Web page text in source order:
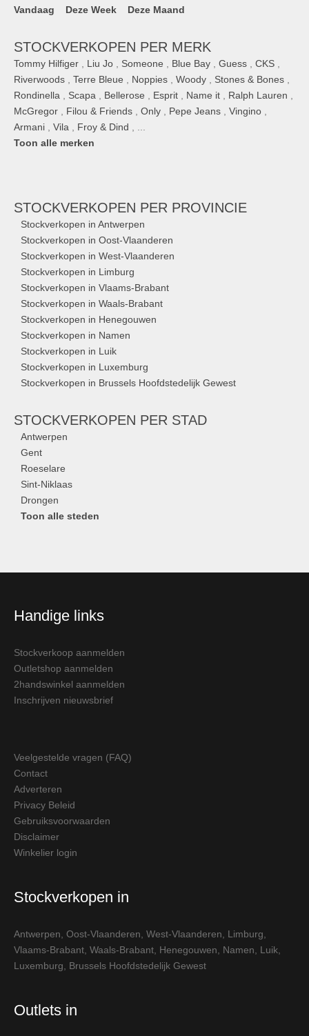
Vandaag Deze Week Deze Maand
STOCKVERKOPEN PER MERK
Tommy Hilfiger Liu Jo Someone Blue Bay Guess CKS
Riverwoods
Terre Bleue Noppies Woody Stones & Bones
Rondinella
Scapa Bellerose Esprit Name it Ralph Lauren
McGregor
Filou & Friends Only Pepe Jeans Vingino
Armani
Vila Froy & Dind
Toon alle merken
STOCKVERKOPEN PER PROVINCIE
Stockverkopen in Antwerpen
Stockverkopen in Oost-Vlaanderen
Stockverkopen in West-Vlaanderen
Stockverkopen in Limburg
Stockverkopen in Vlaams-Brabant
Stockverkopen in Waals-Brabant
Stockverkopen in Henegouwen
Stockverkopen in Namen
Stockverkopen in Luik
Stockverkopen in Luxemburg
Stockverkopen in Brussels Hoofdstedelijk Gewest
STOCKVERKOPEN PER STAD
Antwerpen
Gent
Roeselare
Sint-Niklaas
Drongen
Toon alle steden
Handige links
Stockverkoop aanmelden
Outletshop aanmelden
2handswinkel aanmelden
Inschrijven nieuwsbrief
Veelgestelde vragen (FAQ)
Contact
Adverteren
Privacy Beleid
Gebruiksvoorwaarden
Disclaimer
Winkelier login
Stockverkopen in
Antwerpen Oost-Vlaanderen West-Vlaanderen Limburg
Vlaams-Brabant Waals-Brabant Henegouwen Namen Luik
Luxemburg
Brussels Hoofdstedelijk Gewest
Outlets in